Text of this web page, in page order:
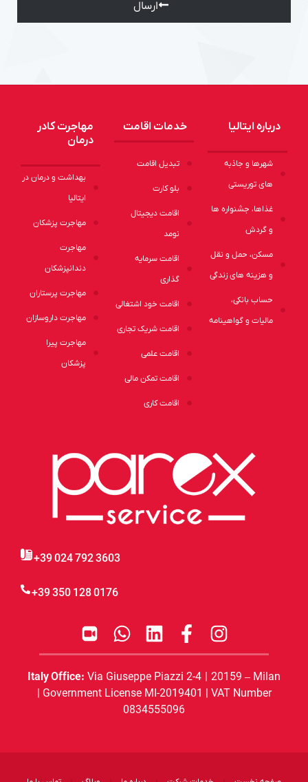
ارسال
درباره ایتالیا
شهرها و جاذبه
های توریستی
غذاها، جشنواره ها
و گردش
مسکن، حمل و نقل
و هزینه های زندگی
حساب بانکی،
مالیات و گواهینامه
خدمات اقامت
تبدیل اقامت
بلو کارت
اقامت دیجیتال
نومد
اقامت سرمایه
گذاری
اقامت خود اشتغالی
اقامت شریک تجاری
اقامت علمی
اقامت تمکن مالی
اقامت کاری
مهاجرت کادر
درمان
بهداشت و درمان در
ایتالیا
مهاجرت پزشکان
مهاجرت
دندانپزشکان
مهاجرت پرستاران
مهاجرت داروسازان
مهاجرت پیرا
پزشکان
+39 024 792 3603
+39 350 128 0176
Italy Office: Via Giuseppe Piazzi 2-4 | 20159 – Milan
| Government License MI-2019401 | VAT Number
0834555096